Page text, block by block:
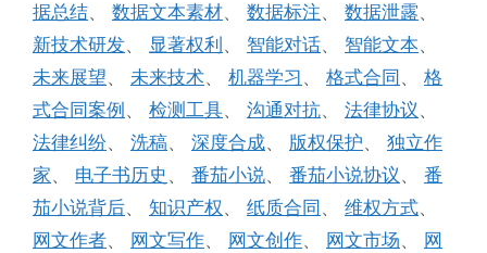
据总结、 数据文本素材、 数据标注、 数据泄露、
新技术研发、 显著权利 、 智能对话、 智能文本、
未来展望、 未来技术、 机器学习 、 格式合同 、 格
式合同案例 、 检测工具、 沟通对抗、 法律协议 、
法律纠纷、 洗稿、 深度合成、 版权保护、 独立作
家、 电子书历史 、 番茄小说、 番茄小说协议 、 番
茄小说背后、 知识产权 、 纸质合同 、 维权方式、
网文作者、 网文写作、 网文创作、 网文市场、 网